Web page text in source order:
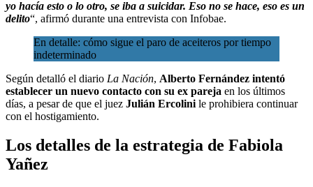
yo hacía esto o lo otro, se iba a suicidar. Eso no se hace, eso es un
delito“, afirmó durante una entrevista con Infobae.
En detalle: cómo sigue el paro de aceiteros por tiempo
indeterminado
Según detalló el diario La Nación, Alberto Fernández intentó
establecer un nuevo contacto con su ex pareja en los últimos
días, a pesar de que el juez Julián Ercolini le prohibiera continuar
con el hostigamiento.
Los detalles de la estrategia de Fabiola
Yañez